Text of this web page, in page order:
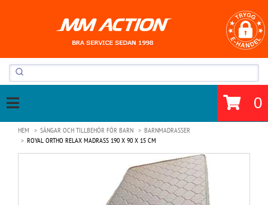
0
HEM SÄNGAR OCH TILLBEHÖR FÖR BARN
BARNMADRASSER
ROYAL ORTHO RELAX MADRASS 190 X 90 X 15 CM